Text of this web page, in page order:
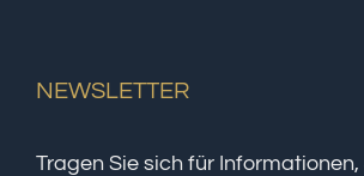
NEWSLETTER
Tragen Sie sich für